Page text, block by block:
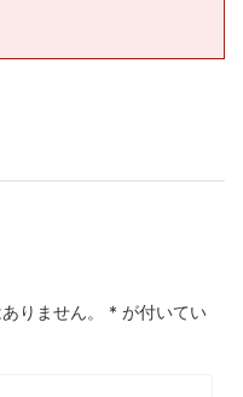
りません。 * が付いてい